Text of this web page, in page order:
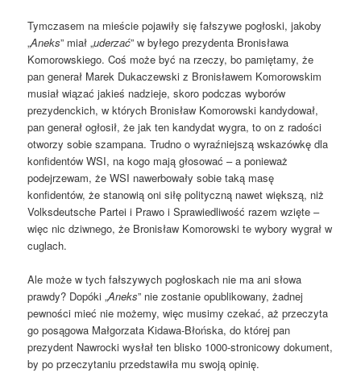
Tymczasem na mieście pojawiły się fałszywe pogłoski, jakoby
„Aneks” miał „uderzać” w byłego prezydenta Bronisława
Komorowskiego. Coś może być na rzeczy, bo pamiętamy, że
pan generał Marek Dukaczewski z Bronisławem Komorowskim
musiał wiązać jakieś nadzieje, skoro podczas wyborów
prezydenckich, w których Bronisław Komorowski kandydował,
pan generał ogłosił, że jak ten kandydat wygra, to on z radości
otworzy sobie szampana. Trudno o wyraźniejszą wskazówkę dla
konfidentów WSI, na kogo mają głosować – a ponieważ
podejrzewam, że WSI nawerbowały sobie taką masę
konfidentów, że stanowią oni siłę polityczną nawet większą, niż
Volksdeutsche Partei i Prawo i Sprawiedliwość razem wzięte –
więc nic dziwnego, że Bronisław Komorowski te wybory wygrał w
cuglach.
Ale może w tych fałszywych pogłoskach nie ma ani słowa
prawdy? Dopóki „Aneks” nie zostanie opublikowany, żadnej
pewności mieć nie możemy, więc musimy czekać, aż przeczyta
go posągowa Małgorzata Kidawa-Błońska, do której pan
prezydent Nawrocki wysłał ten blisko 1000-stronicowy dokument,
by po przeczytaniu przedstawiła mu swoją opinię.